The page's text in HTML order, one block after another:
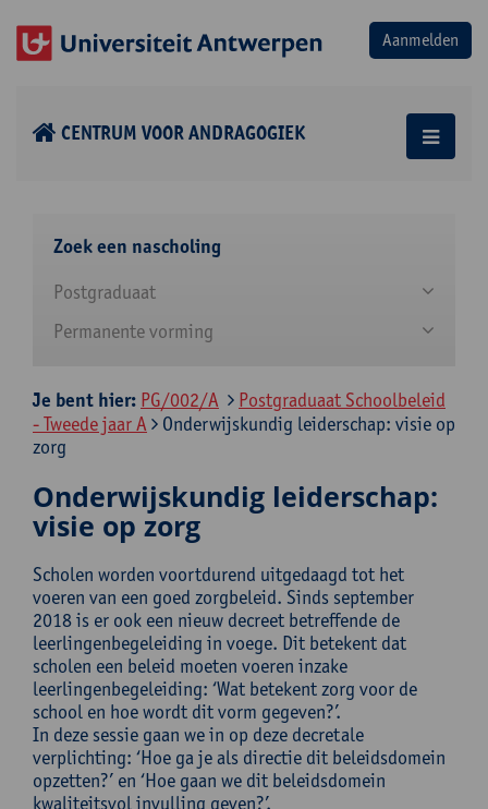
CENTRUM VOOR ANDRAGOGIEK
Zoek een nascholing
Postgraduaat
Permanente vorming
Je bent hier: PG/002/A
Postgraduaat Schoolbeleid
- Tweede jaar A
Onderwijskundig leiderschap: visie op
zorg
Onderwijskundig leiderschap:
visie op zorg
Scholen worden voortdurend uitgedaagd tot het
voeren van een goed zorgbeleid. Sinds september
2018 is er ook een nieuw decreet betreffende de
leerlingenbegeleiding in voege. Dit betekent dat
scholen een beleid moeten voeren inzake
leerlingenbegeleiding: ‘Wat betekent zorg voor de
school en hoe wordt dit vorm gegeven?’.
In deze sessie gaan we in op deze decretale
verplichting: ‘Hoe ga je als directie dit beleidsdomein
opzetten?’ en ‘Hoe gaan we dit beleidsdomein
kwaliteitsvol invulling geven?’.